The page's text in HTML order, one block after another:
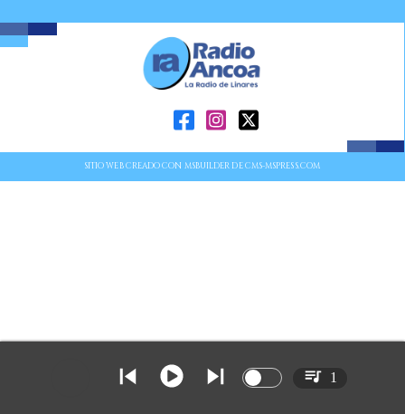
SITIO WEB CREADO CON MSBUILDER DE CMS-MSPRESS.COM
1